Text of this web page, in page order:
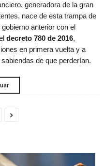
generadora de la gran
nace de esta trampa de
anterior con el
decreto 780 de 2016,
en primera vuelta y a
de que perderían.